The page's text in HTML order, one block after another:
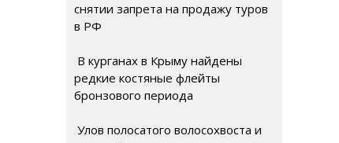
снятии запрета на продажу туров
в РФ
В курганах в Крыму найдены
редкие костяные флейты
бронзового периода
Улов полосатого волосохвоста и